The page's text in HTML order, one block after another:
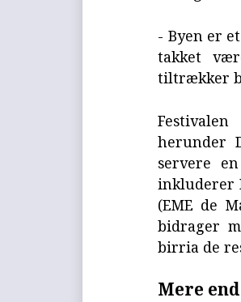
- Byen er
takket
tiltrækker
herunder
servere
inkluderer
(EME de
bidrager
birria de
Mere